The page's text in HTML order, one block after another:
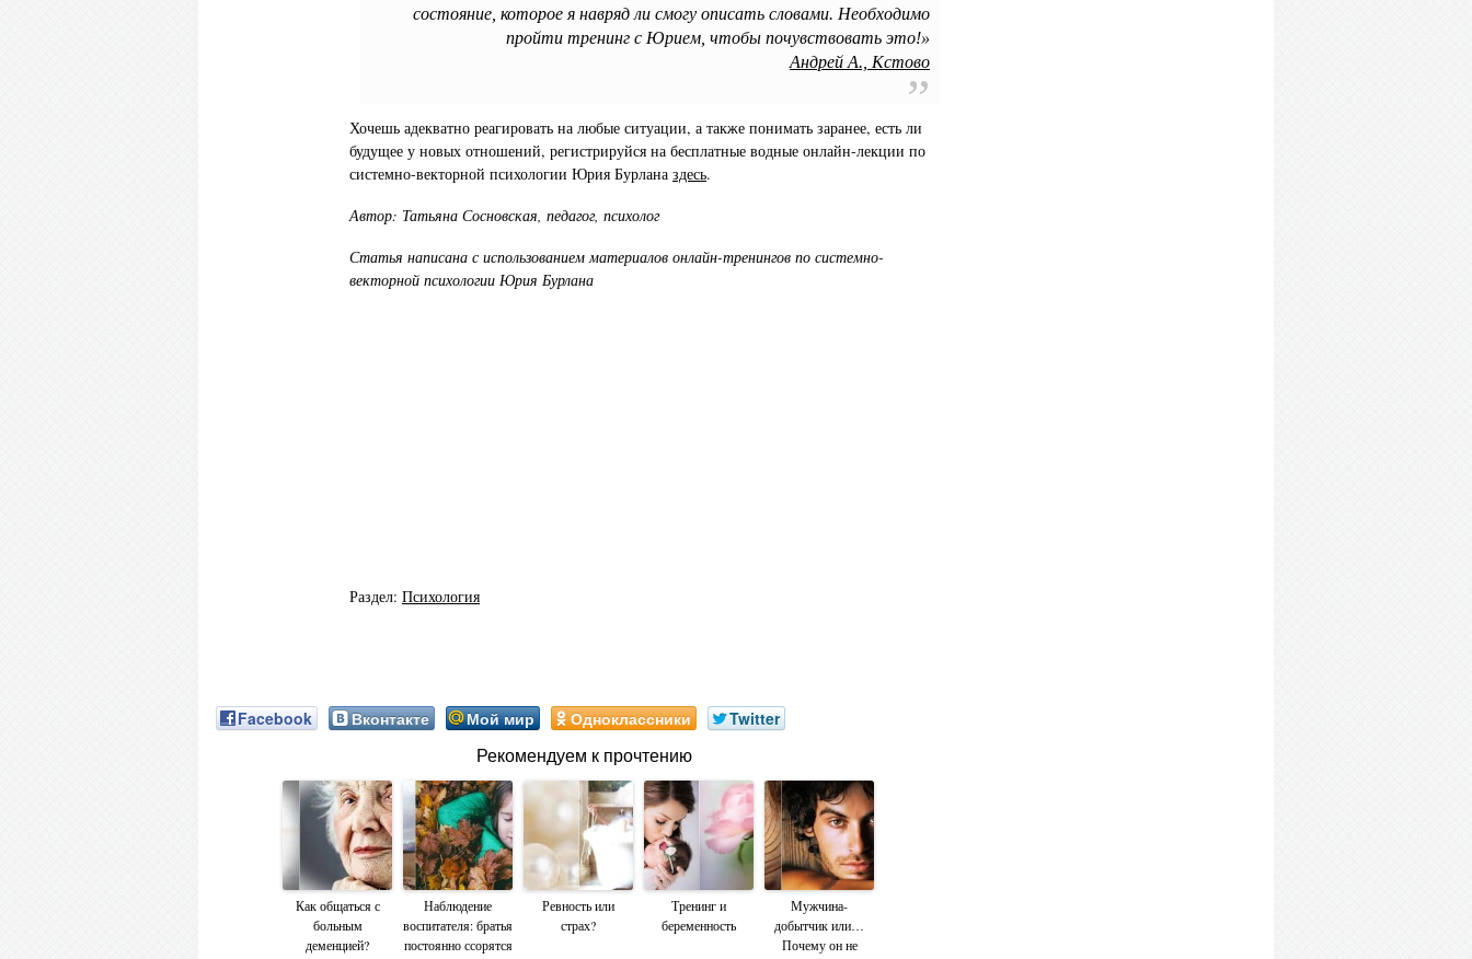
состояние, которое я навряд ли смогу описать словами. Необходимо
пройти тренинг с Юрием, чтобы почувствовать это!»
Андрей А., Кстово
Хочешь адекватно реагировать на любые ситуации, а также понимать заранее, есть ли
будущее у новых отношений, регистрируйся на бесплатные водные онлайн-лекции по
системно-векторной психологии Юрия Бурлана здесь.
Автор: Татьяна Сосновская, педагог, психолог
Статья написана с использованием материалов онлайн-тренингов по системно-
векторной психологии Юрия Бурлана
Раздел: Психология
Facebook Вконтакте Мой мир Одноклассники Twitter
Рекомендуем к прочтению
Как общаться с
больным
деменцией?
Наблюдение
воспитателя: братья
постоянно ссорятся
Ревность или
страх?
Тренинг и
беременность
Мужчина-
добытчик или…
Почему он не